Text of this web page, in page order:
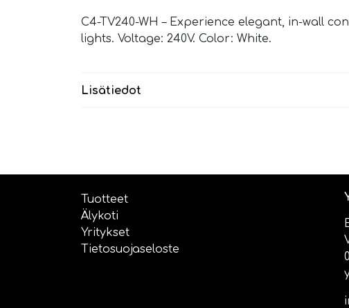
C4-TV240-WH – Experience elegant, in-wall
lights. Voltage: 240V. Color: White.
Lisätiedot
Tuotteet
Älykoti
Yritykset
Tietosuojaseloste